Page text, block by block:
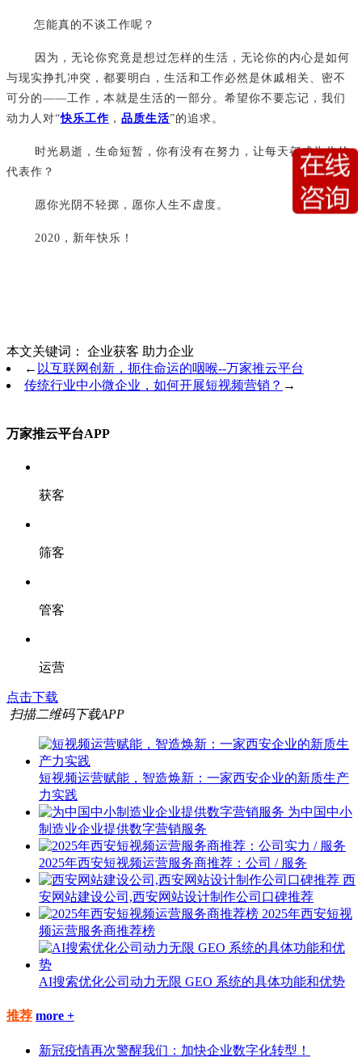
怎能真的不谈工作呢？
因为，无论你究竟是想过怎样的生活，无论你的内心是如何
与现实挣扎冲突，都要明白，生活和工作必然是休戚相关、密不
可分的——工作，本就是生活的一部分。希望你不要忘记，我们
动力人对“快乐工作 ， 品质生活”的追求。
时光易逝，生命短暂，你有没有在努力，让每天都成为你的
代表作？
愿你光阴不轻掷，愿你人生不虚度。
2020，新年快乐！
本文关键词： 企业获客 助力企业
← 以互联网创新，扼住命运的咽喉--万家推云平台
传统行业中小微企业，如何开展短视频营销？ →
万家推云平台APP
获客
筛客
管客
运营
点击下载
扫描二维码下载APP
短视频运营赋能，智造焕新：一家西安企业的新质生产
力实践
为中国中小
制造业企业提供数字营销服务
2025年西安短视频运营服务商推荐：公司 / 服务
西
安网站建设公司,西安网站设计制作公司口碑推荐
2025年西安短视
频运营服务商推荐榜
AI搜索优化公司动力无限 GEO 系统的具体功能和优势
推荐 more +
新冠疫情再次警醒我们：加快企业数字化转型！